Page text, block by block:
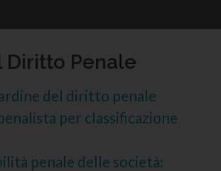
Diritto Penale
del diritto penale
per classificazione
penale delle società: